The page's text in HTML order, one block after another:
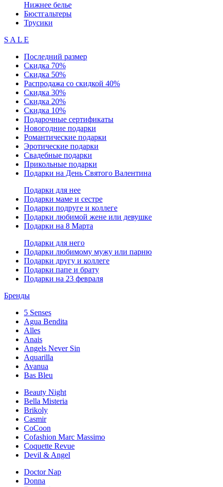
Нижнее белье
Бюстгальтеры
Трусики
S A L E
Последний размер
Скидка 70%
Скидка 50%
Распродажа со скидкой 40%
Скидка 30%
Скидка 20%
Скидка 10%
Подарочные сертификаты
Новогодние подарки
Романтические подарки
Эротические подарки
Свадебные подарки
Прикольные подарки
Подарки на День Святого Валентина
Подарки для нее
Подарки маме и сестре
Подарки подруге и коллеге
Подарки любимой жене или девушке
Подарки на 8 Марта
Подарки для него
Подарки любимому мужу или парню
Подарки другу и коллеге
Подарки папе и брату
Подарки на 23 февраля
Бренды
5 Senses
Agua Bendita
Alles
Anais
Angels Never Sin
Aquarilla
Avanua
Bas Bleu
Beauty Night
Bella Misteria
Brikoly
Casmir
CoCoon
Cofashion Marc Massimo
Coquette Revue
Devil & Angel
Doctor Nap
Donna